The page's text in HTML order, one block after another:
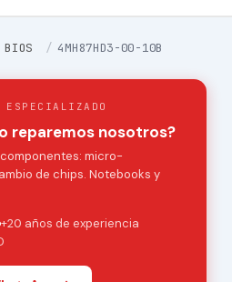
BIOS / 4MH87HD3-00-10B
reparemos nosotros?
micro-
de chips. Notebooks y
+20 años de experiencia